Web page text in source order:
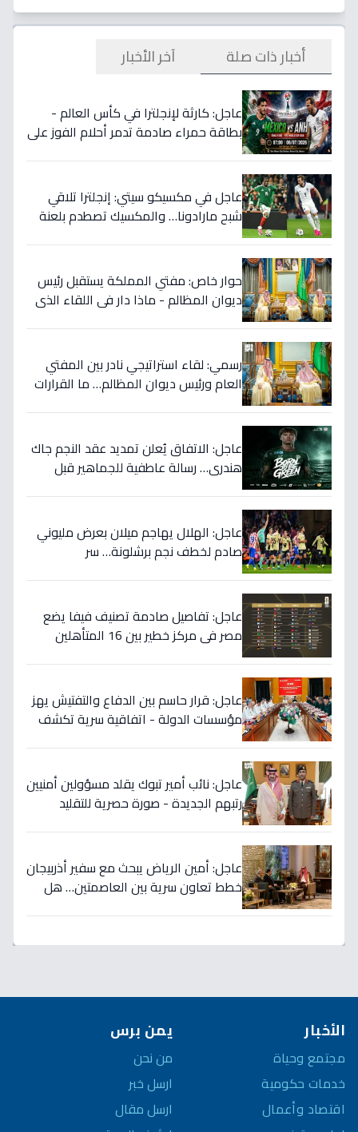
أخبار ذات صلة آخر الأخبار
عاجل: كارثة لإنجلترا في كأس العالم -
بطاقة حمراء صادمة تدمر أحلام الفوز على
عاجل في مكسيكو سيتي: إنجلترا تلاقي
شبح مارادونا… والمكسيك تصطدم بلعنة
حوار خاص: مفتي المملكة يستقبل رئيس
ديوان المظالم - ماذا دار في اللقاء الذي
رسمي: لقاء استراتيجي نادر بين المفتي
العام ورئيس ديوان المظالم… ما القرارات
عاجل: الاتفاق يُعلن تمديد عقد النجم جاك
هندري… رسالة عاطفية للجماهير قبل
عاجل: الهلال يهاجم ميلان بعرض مليوني
صادم لخطف نجم برشلونة… سر
عاجل: تفاصيل صادمة تصنيف فيفا يضع
مصر في مركز خطير بين 16 المتأهلين
عاجل: قرار حاسم بين الدفاع والتفتيش يهز
مؤسسات الدولة - اتفاقية سرية تكشف
عاجل: نائب أمير تبوك يقلد مسؤولين أمنيين
رتبهم الجديدة - صورة حصرية للتقليد
عاجل: أمين الرياض يبحث مع سفير أذربيجان
خطط تعاون سرية بين العاصمتين… هل
الأخبار
مجتمع وحياة
خدمات حكومية
اقتصاد وأعمال
يمن برس
من نحن
ارسل خبر
ارسل مقال